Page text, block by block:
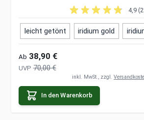
4,9
leicht getönt iridium gold
Ab 38,90 €
UVP 70,00 €
inkl. MwSt., zzgl.
In den Warenkorb